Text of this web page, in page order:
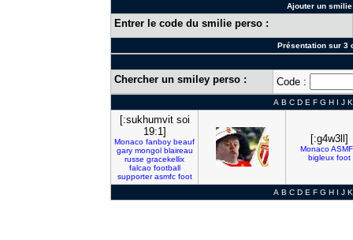
Ajouter un
Entrer le code du smilie perso :
Présentation sur 3
Chercher un smiley perso : Code :
A B C D E F G H I J K
[:sukhumvit soi
19:1]
Monaco fanboy beauf
gary mongol blaireau
russe gracekellix
falcao football
supporter asmfc foot
[:g4w3ll]
Monaco
bigleux foot
A B C D E F G H I J K